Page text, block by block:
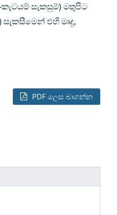
සැකසුම්) මතුපිට
එහි මෘදු,
PDF ලෙස බාගන්න